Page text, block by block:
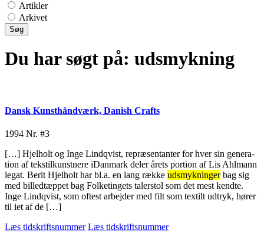
Artikler
Arkivet
Du har søgt på: udsmykning
Dansk Kunsthåndværk, Danish Crafts
1994 Nr. #3
[…] Hjelholt og Inge Lindqvist, repræsentanter for hver sin genera-
tion af tekstilkunstnere iDanmark deler årets portion af Lis Ahlmann
legat. Berit Hjelholt har bl.a. en lang række udsmykningerbag sig
med billedtæppet bag Folketingets talerstol som det mest kendte.
Inge Lindqvist, som oftest arbejder med filt som textilt udtryk, hører
til iet af de […]
Læs tidskriftsnummer Læs tidskriftsnummer